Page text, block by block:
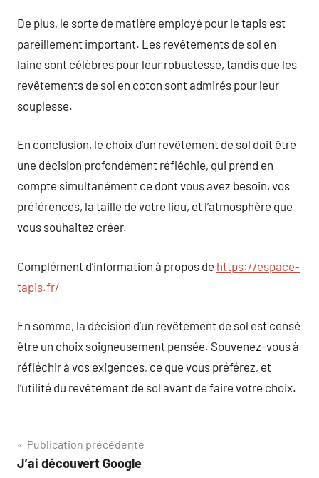
De plus, le sorte de matière employé pour le tapis est
pareillement important. Les revêtements de sol en
laine sont célèbres pour leur robustesse, tandis que les
revêtements de sol en coton sont admirés pour leur
souplesse.
En conclusion, le choix d’un revêtement de sol doit être
une décision profondément réfléchie, qui prend en
compte simultanément ce dont vous avez besoin, vos
préférences, la taille de votre lieu, et l’atmosphère que
vous souhaitez créer.
Complément d’information à propos de https://espace-
tapis.fr/
En somme, la décision d’un revêtement de sol est censé
être un choix soigneusement pensée. Souvenez-vous à
réfléchir à vos exigences, ce que vous préférez, et
l’utilité du revêtement de sol avant de faire votre choix.
Navigation
Publication précédente
J’ai découvert Google